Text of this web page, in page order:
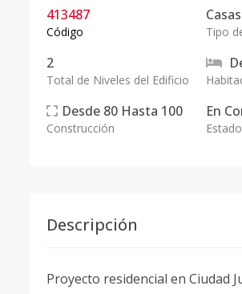
413487
Código
Casas
Tipo
2
Total de Niveles del Edificio
Desde 80 Hasta 100
Construcción
En
Estado
Descripción
Proyecto residencial en Ciudad